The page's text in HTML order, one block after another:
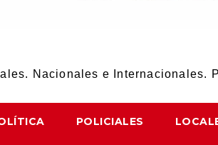
Nacionales e Internacionales.
POLICIALES